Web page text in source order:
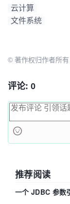
云计算
文件系统
© 著作权归作者所有
评论: 0
推荐阅读
一个 JDBC 参数